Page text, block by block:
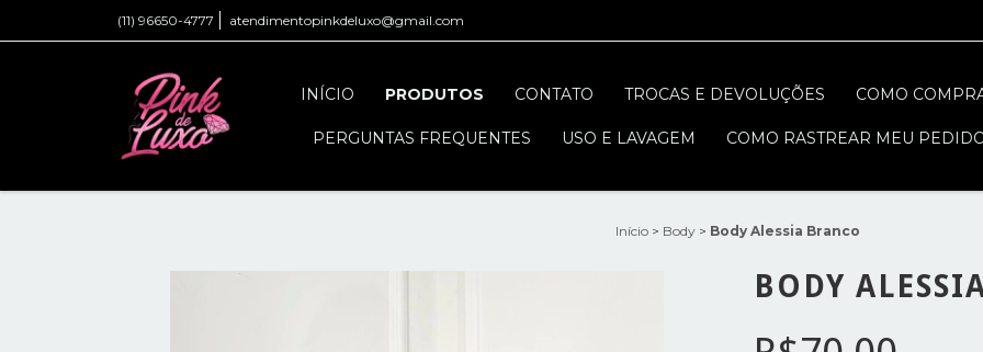
(11) 96650-4777 atendimentopinkdeluxo@gmail.com
INÍCIO PRODUTOS CONTATO TROCAS E DEVOLUÇÕES COMO
PERGUNTAS FREQUENTES USO E LAVAGEM COMO RASTREAR MEU
Início > Body > Body Alessia Branco
BODY